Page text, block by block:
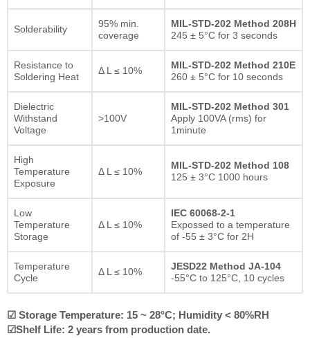
Solderability
95% min.
coverage
MIL-STD-202 Method 208H
245 ± 5°C for 3 seconds
Resistance to
Soldering Heat
Δ L ≤ 10%
MIL-STD-202 Method 210E
260 ± 5°C for 10 seconds
Dielectric
Withstand
Voltage
>100V
MIL-STD-202 Method 301
Apply 100VA (rms) for
1minute
High
Temperature
Exposure
Δ L ≤ 10%
MIL-STD-202 Method 108
125 ± 3°C 1000 hours
Low
Temperature
Storage
Δ L ≤ 10%
IEC 60068-2-1
Expossed to a temperature
of -55 ± 3°C for 2H
Temperature
Cycle
Δ L ≤ 10%
JESD22 Method JA-104
-55°C to 125°C, 10 cycles
☑ Storage Temperature: 15 ~ 28°C; Humidity < 80%RH
☑Shelf Life: 2 years from production date.